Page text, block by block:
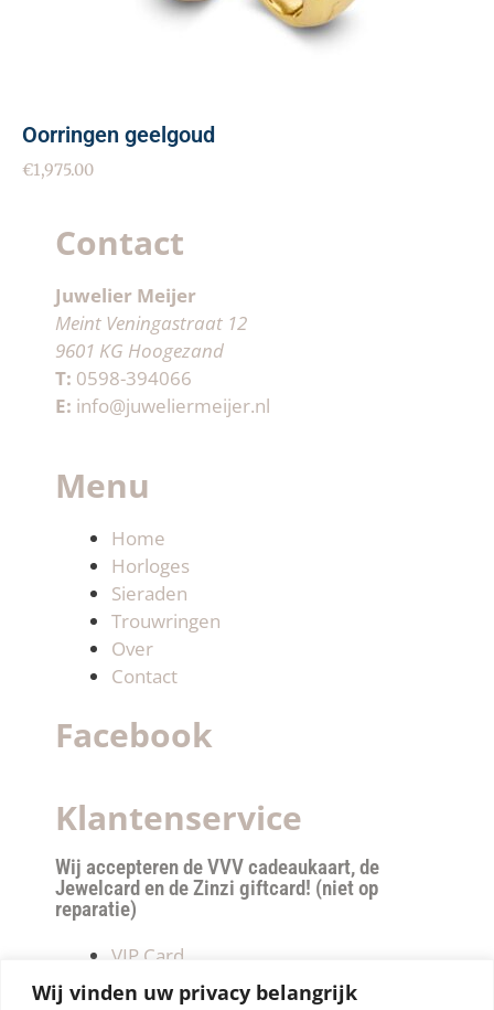
Wij vinden uw privacy belangrijk
Oorringen geelgoud
€1,975.00
Contact
Juwelier Meijer
Meint Veningastraat 12
9601 KG Hoogezand
T: 0598-394066
E: info@juweliermeijer.nl
Menu
Home
Horloges
Sieraden
Trouwringen
Over
Contact
Facebook
Klantenservice
Wij accepteren de VVV cadeaukaart, de
Jewelcard en de Zinzi giftcard! (niet op
reparatie)
VIP Card
Retourneren